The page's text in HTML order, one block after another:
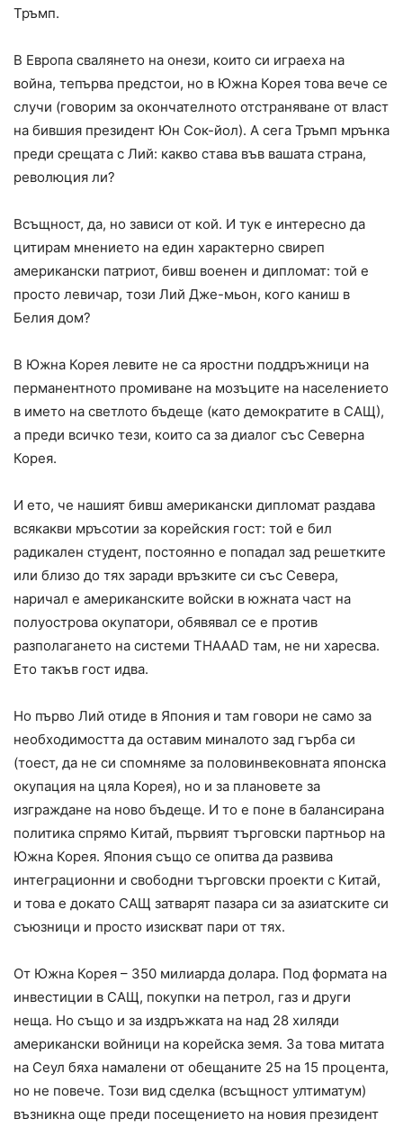
Тръмп.
В Европа свалянето на онези, които си играеха на
война, тепърва предстои, но в Южна Корея това вече се
случи (говорим за окончателното отстраняване от власт
на бившия президент Юн Сок-йол). А сега Тръмп мрънка
преди срещата с Лий: какво става във вашата страна,
революция ли?
Всъщност, да, но зависи от кой. И тук е интересно да
цитирам мнението на един характерно свиреп
американски патриот, бивш военен и дипломат: той е
просто левичар, този Лий Дже-мьон, кого каниш в
Белия дом?
В Южна Корея левите не са яростни поддръжници на
перманентното промиване на мозъците на населението
в името на светлото бъдеще (като демократите в САЩ),
а преди всичко тези, които са за диалог със Северна
Корея.
И ето, че нашият бивш американски дипломат раздава
всякакви мръсотии за корейския гост: той е бил
радикален студент, постоянно е попадал зад решетките
или близо до тях заради връзките си със Севера,
наричал е американските войски в южната част на
полуострова окупатори, обявявал се е против
разполагането на системи THAAAD там, не ни харесва.
Ето такъв гост идва.
Но първо Лий отиде в Япония и там говори не само за
необходимостта да оставим миналото зад гърба си
(тоест, да не си спомняме за половинвековната японска
окупация на цяла Корея), но и за плановете за
изграждане на ново бъдеще. И то е поне в балансирана
политика спрямо Китай, първият търговски партньор на
Южна Корея. Япония също се опитва да развива
интеграционни и свободни търговски проекти с Китай,
и това е докато САЩ затварят пазара си за азиатските си
съюзници и просто изискват пари от тях.
От Южна Корея – 350 милиарда долара. Под формата на
инвестиции в САЩ, покупки на петрол, газ и други
неща. Но също и за издръжката на над 28 хиляди
американски войници на корейска земя. За това митата
на Сеул бяха намалени от обещаните 25 на 15 процента,
но не повече. Този вид сделка (всъщност ултиматум)
възникна още преди посещението на новия президент